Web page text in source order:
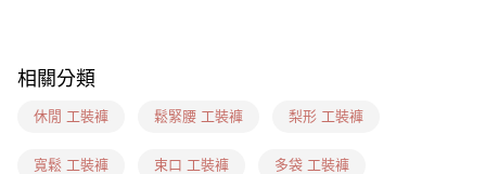
7-11(信用卡、多元支付)
每筆NT$60，滿NT$1,599(含以上)免運費
7-11隔日到貨(信用卡、多元支付)
相關分類
休閒 工裝褲 鬆緊腰 工裝褲 梨形 工裝褲
寬鬆 工裝褲 束口 工裝褲 多袋 工裝褲